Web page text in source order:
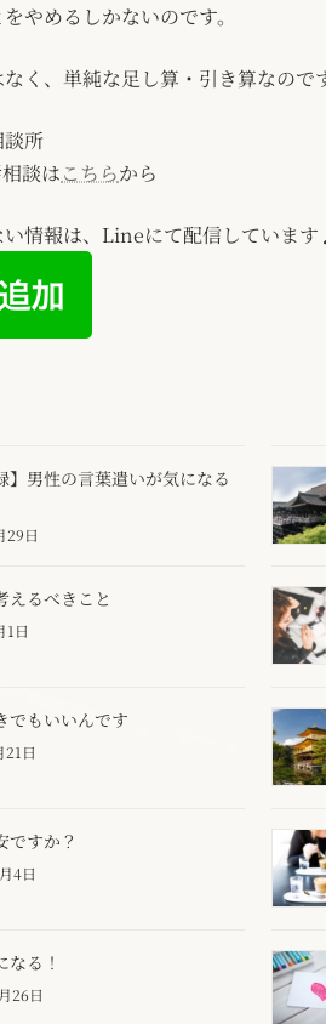
やめるしかないのです。
く、単純な足し算・引き算なので
所
談はこちらから
情報は、Lineにて配信しています
】男性の言葉遣いが気になる
29日
えるべきこと
1日
でもいいんです
21日
ですか？
4日
なる！
26日